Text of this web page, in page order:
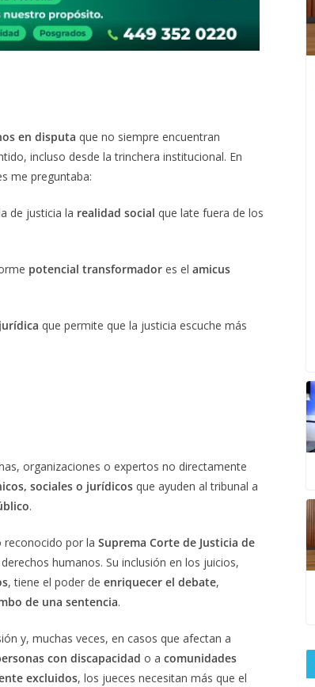
en disputa que no siempre encuentran
incluso desde la trinchera institucional. En
me preguntaba:
de justicia la realidad social que late fuera de los
potencial transformador es el amicus
que permite que la justicia escuche más
organizaciones o expertos no directamente
sociales o jurídicos que ayuden al tribunal a
.
reconocido por la Suprema Corte de Justicia de
humanos. Su inclusión en los juicios,
, tiene el poder de enriquecer el debate,
de una sentencia.
y, muchas veces, en casos que afectan a
con discapacidad o a comunidades
excluidos, los jueces necesitan más que el